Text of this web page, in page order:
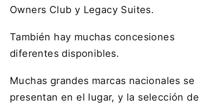
Owners Club y Legacy Suites.
También hay muchas concesiones
diferentes disponibles.
Muchas grandes marcas nacionales se
presentan en el lugar, y la selección de